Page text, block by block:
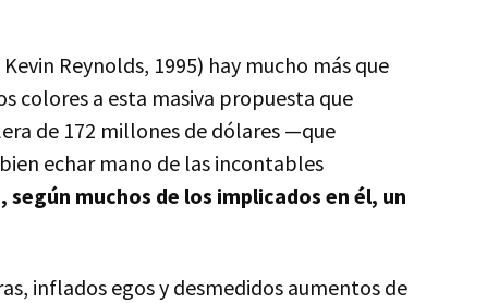
Kevin Reynolds, 1995) hay mucho más que
colores a esta masiva propuesta que
de 172 millones de dólares —que
echar mano de las incontables
según muchos de los implicados en él, un
inflados egos y desmedidos aumentos de